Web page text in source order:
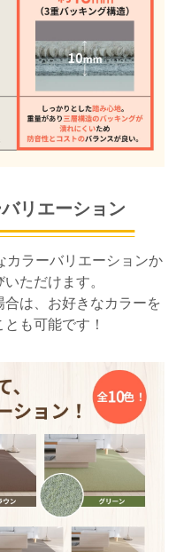
リエーション
カラーバリエーションか
ただけます。
は、お好きなカラーを
も可能です！